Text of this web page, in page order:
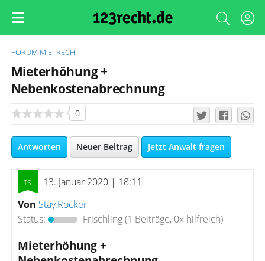
FORUM MIETRECHT
Mieterhöhung +
Nebenkostenabrechnung
0
Antworten Neuer Beitrag Jetzt Anwalt fragen
13. Januar 2020 | 18:11
Von Stay.Rocker
Status:
Frischling(1 Beiträge, 0x hilfreich)
Mieterhöhung +